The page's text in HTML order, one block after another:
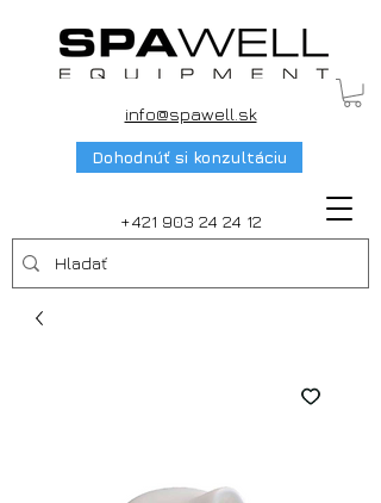
+421 903 24 24 12
info@spawell.sk
Dohodnúť si konzultáciu